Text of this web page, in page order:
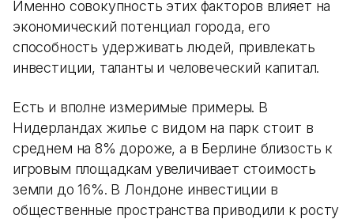
Именно совокупность этих факторов влияет на
экономический потенциал города, его
способность удерживать людей, привлекать
инвестиции, таланты и человеческий капитал.
Есть и вполне измеримые примеры. В
Нидерландах жилье с видом на парк стоит в
среднем на 8% дороже, а в Берлине близость к
игровым площадкам увеличивает стоимость
земли до 16%. В Лондоне инвестиции в
общественные пространства приводили к росту